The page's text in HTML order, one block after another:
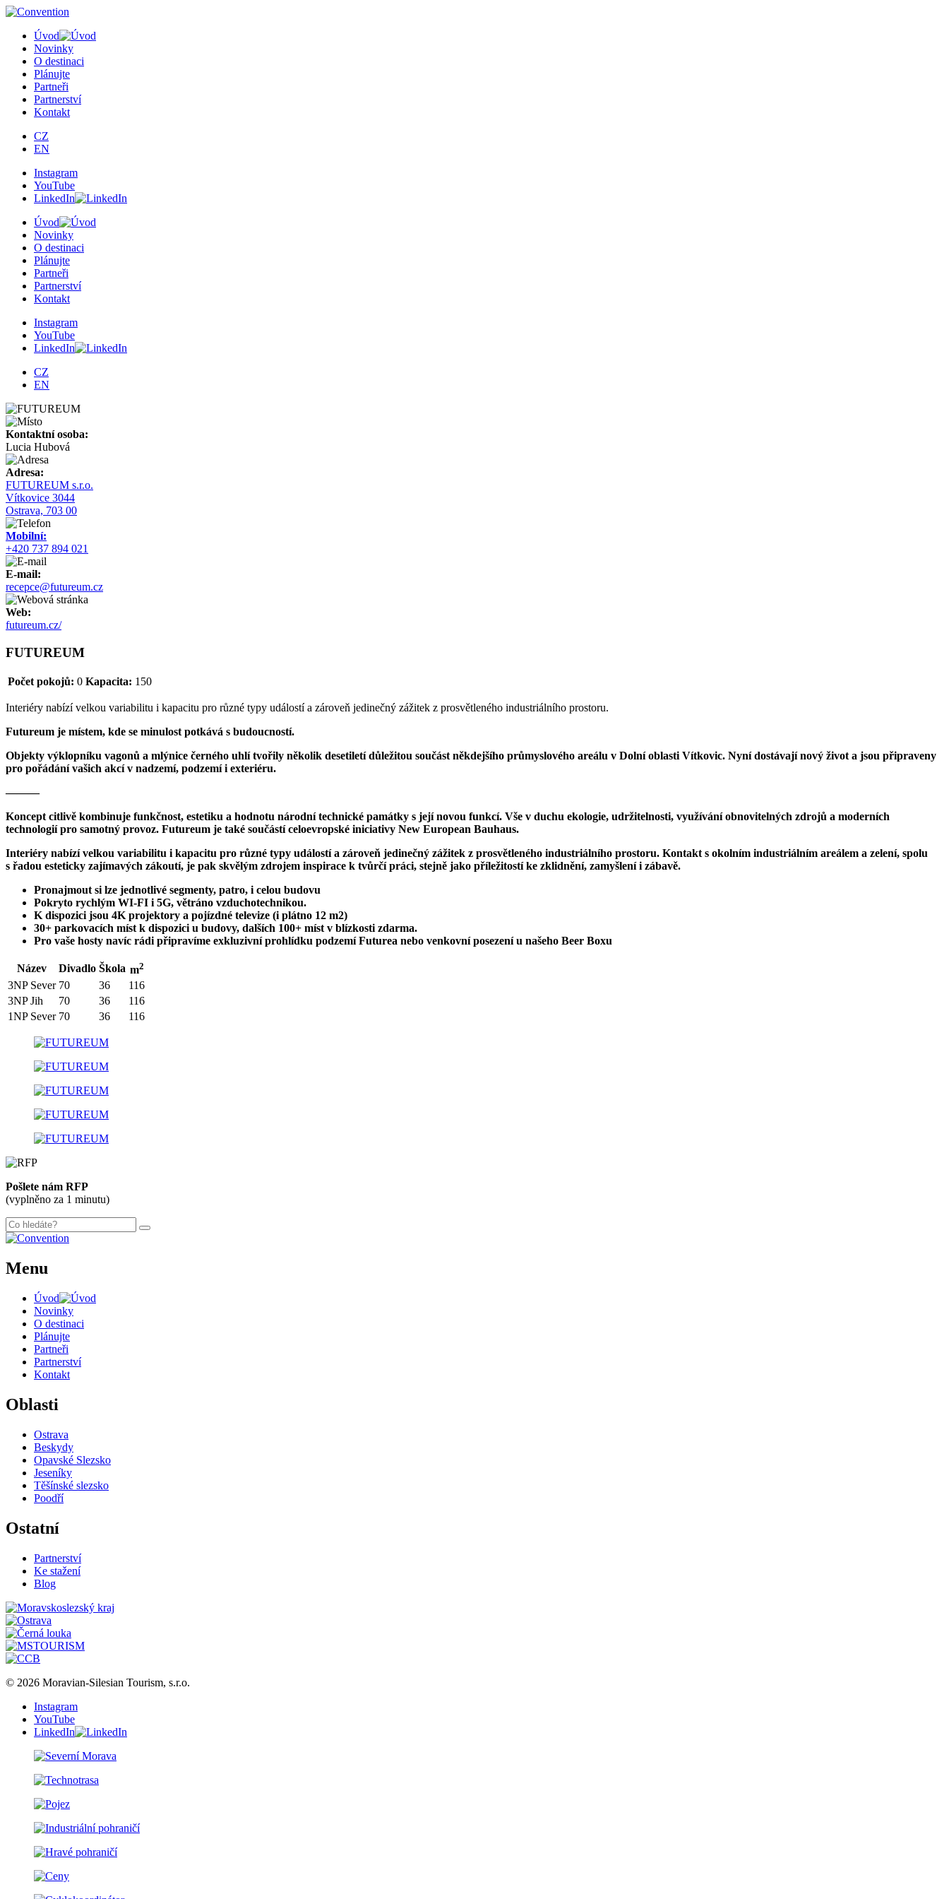
Úvod
Novinky
O destinaci
Plánujte
Partneři
Partnerství
Kontakt
CZ
EN
Instagram
YouTube
LinkedIn
Úvod
Novinky
O destinaci
Plánujte
Partneři
Partnerství
Kontakt
Instagram
YouTube
LinkedIn
CZ
EN
Kontaktní osoba:
Lucia Hubová
Adresa:
FUTUREUM s.r.o.
Vítkovice 3044
Ostrava, 703 00
Mobilní:
+420 737 894 021
E-mail:
recepce@futureum.cz
Web:
futureum.cz/
FUTUREUM
Počet pokojů: 0 Kapacita: 150
Interiéry nabízí velkou variabilitu i kapacitu pro různé typy událostí a zároveň jedinečný zážitek z prosvětleného industriálního prostoru.
Futureum je místem, kde se minulost potkává s budoucností.
Objekty výklopníku vagonů a mlýnice černého uhlí tvořily několik desetiletí důležitou součást někdejšího průmyslového areálu v Dolní oblasti Vítkovic. Nyní dostávají nový život a jsou připraveny
pro pořádání vašich akcí v nadzemí, podzemí i exteriéru.
———
Koncept citlivě kombinuje funkčnost, estetiku a hodnotu národní technické památky s její novou funkcí. Vše v duchu ekologie, udržitelnosti, využívání obnovitelných zdrojů a moderních
technologií pro samotný provoz. Futureum je také součástí celoevropské iniciativy New European Bauhaus.
Interiéry nabízí velkou variabilitu i kapacitu pro různé typy událostí a zároveň jedinečný zážitek z prosvětleného industriálního prostoru. Kontakt s okolním industriálním areálem a zelení, spolu
s řadou esteticky zajímavých zákoutí, je pak skvělým zdrojem inspirace k tvůrčí práci, stejně jako příležitostí ke zklidnění, zamyšlení i zábavě.
Pronajmout si lze jednotlivé segmenty, patro, i celou budovu
Pokryto rychlým WI-FI i 5G, větráno vzduchotechnikou.
K dispozici jsou 4K projektory a pojízdné televize (i plátno 12 m2)
30+ parkovacích míst k dispozici u budovy, dalších 100+ míst v blízkosti zdarma.
Pro vaše hosty navíc rádi připravíme exkluzivní prohlídku podzemí Futurea nebo venkovní posezení u našeho Beer Boxu
Název Divadlo Škola m2
3NP Sever 70 36
116
3NP Jih
70 36
116
1NP Sever 70 36 116
−
300 m
Pošlete nám RFP
(vyplněno za 1 minutu)
Menu
Úvod
Novinky
O destinaci
Plánujte
Partneři
Partnerství
Kontakt
Oblasti
Ostrava
Beskydy
Opavské Slezsko
Jeseníky
Těšínské slezsko
Poodří
Ostatní
Partnerství
Ke stažení
Blog
© 2026 Moravian-Silesian Tourism, s.r.o.
Instagram
YouTube
LinkedIn